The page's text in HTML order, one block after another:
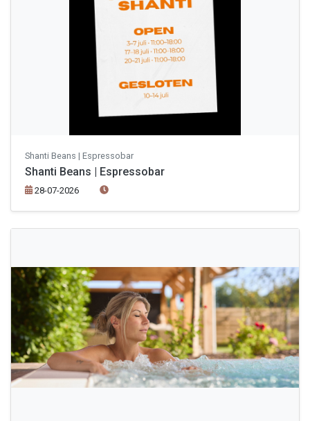
Shanti Beans | Espressobar
Shanti Beans | Espressobar
28-07-2026